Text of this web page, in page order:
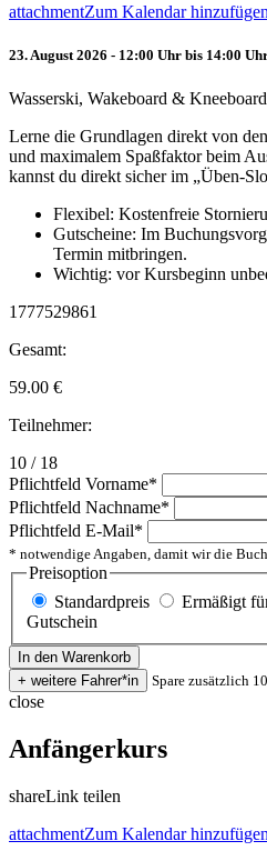
attachmentZum Kalendar hinzufügen
23. August 2026 - 12:00 Uhr bis 14:00
Wasserski, Wakeboard &
Lerne die Grundlagen direkt von
und maximalem Spaßfaktor beim
kannst du direkt sicher im „Üben-
Flexibel: Kostenfreie
Gutscheine: Im
Termin mitbringen.
Wichtig: vor Kursbeginn
1777529861
Gesamt:
59.00 €
Teilnehmer:
10 / 18
Pflichtfeld Vorname*
Pflichtfeld Nachname*
Pflichtfeld E-Mail*
* notwendige Angaben, damit wir die
Preisoption
Standardpreis
Ermäßigt
Gutschein
Spare zusätzlich
close
Anfängerkurs
shareLink teilen
attachmentZum Kalendar hinzufügen